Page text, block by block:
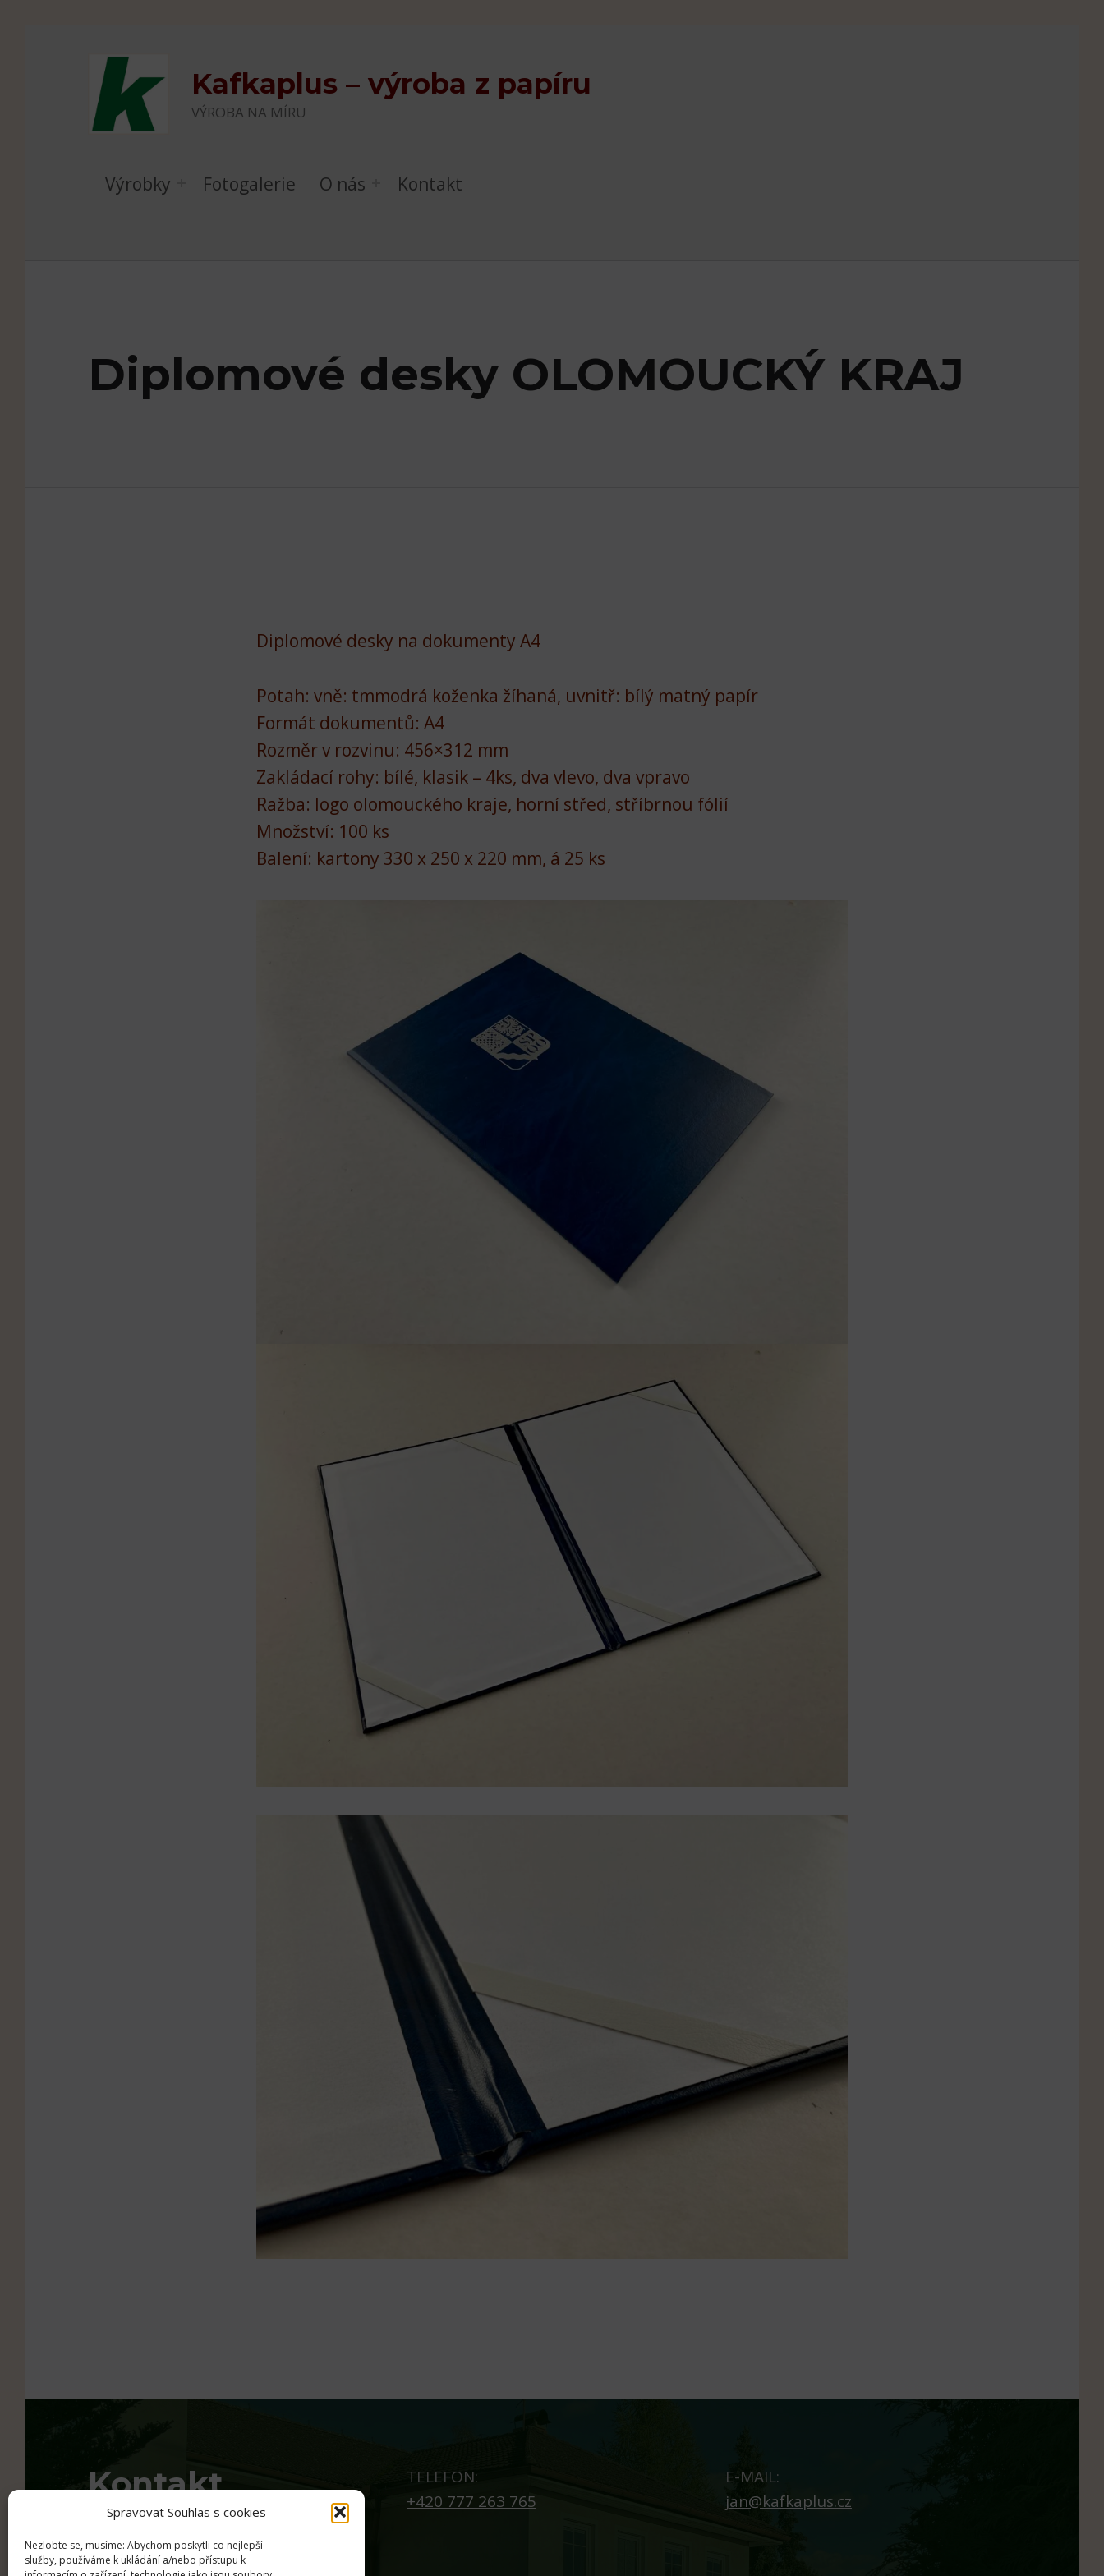
Spravovat Souhlas s cookies
Nezlobte se, musíme: Abychom poskytli co nejlepší
služby, používáme k ukládání a/nebo přístupu k
Kafkaplus – výroba z papíru
VÝROBA NA MÍRU
Výrobky Fotogalerie O nás Kontakt
Diplomové desky OLOMOUCKÝ KRAJ
Diplomové desky na dokumenty A4
Potah: vně: tmmodrá koženka žíhaná, uvnitř: bílý matný papír
Formát dokumentů: A4
Rozměr v rozvinu: 456×312 mm
Zakládací rohy: bílé, klasik – 4ks, dva vlevo, dva vpravo
Ražba: logo olomouckého kraje, horní střed, stříbrnou fólií
Množství: 100 ks
Balení: kartony 330 x 250 x 220 mm, á 25 ks
Skip back to main navigation
Kontakt
TELEFON:
+420 777 263 765
E-MAIL:
jan@kafkaplus.cz